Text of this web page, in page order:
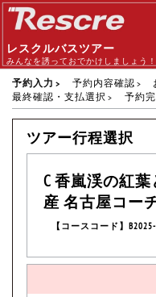
レスクルバスツアー
みんなを誘っておでかけしましょう！
予約入力 予約内容確認
最終確認・支払選択
予約
ツアー行程選択
C 香嵐渓の紅
産 名古屋コー
【コースコード】B2025-